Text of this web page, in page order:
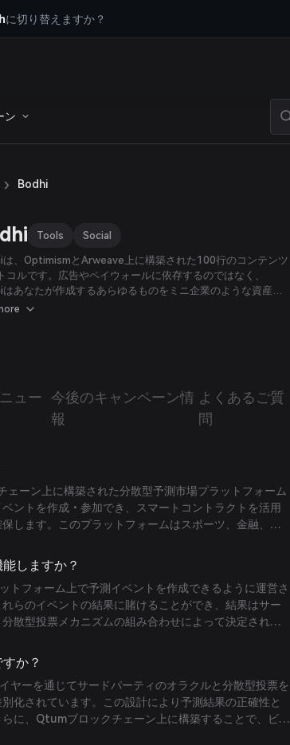
に切り替えますか？
ン
› Bodhi
Tools Social
は、OptimismとArweave上に構築された100行のコンテンツ
コルです。広告やペイウォールに依存するのではなく、
はあなたが作成するあらゆるものをミニ企業のような資産に
す。人々は自分の株式をBodhiと直接売買できます。購入が
ュー 今後のキャンペーン情
報
よくあるご質
問
ーン上に構築された分散型予測市場プラットフォーム
ントを作成・参加でき、スマートコントラクトを活用
します。このプラットフォームはスポーツ、金融、政
予測に対して信頼性と効率的な環境を提供することを
しますか？
トフォーム上で予測イベントを作成できるように運営さ
らのイベントの結果に賭けることができ、結果はサー
分散型投票メカニズムの組み合わせによって決定されま
、結果が正確かつ改ざん不可能となり、ユーザー間の
か？
ヤーを通じてサードパーティのオラクルと分散型投票を
化されています。この設計により予測結果の正確性と
に、Qtumブロックチェーン上に構築することで、ビッ
強みを兼ね備えた堅牢でスケーラブルな予測市場プラ